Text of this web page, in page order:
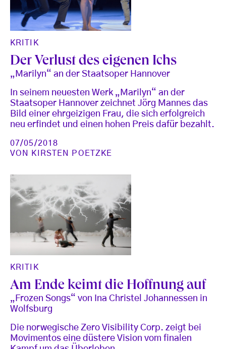
KRITIK
Der Verlust des eigenen Ichs
„Marilyn“ an der Staatsoper Hannover
In seinem neuesten Werk „Marilyn“ an der
Staatsoper Hannover zeichnet Jörg Mannes das
Bild einer ehrgeizigen Frau, die sich erfolgreich
neu erfindet und einen hohen Preis dafür bezahlt.
07/05/2018
VON
KIRSTEN POETZKE
KRITIK
Am Ende keimt die Hoffnung auf
„Frozen Songs“ von Ina Christel Johannessen in
Wolfsburg
Die norwegische Zero Visibility Corp. zeigt bei
Movimentos eine düstere Vision vom finalen